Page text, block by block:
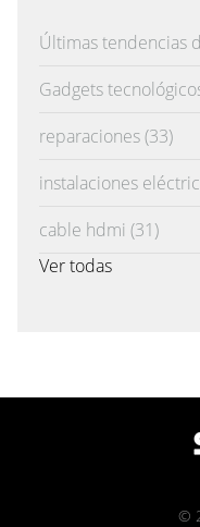
Últimas tendencias
Gadgets
reparaciones(33)
instalaciones
cable hdmi (31)
Ver todas
©